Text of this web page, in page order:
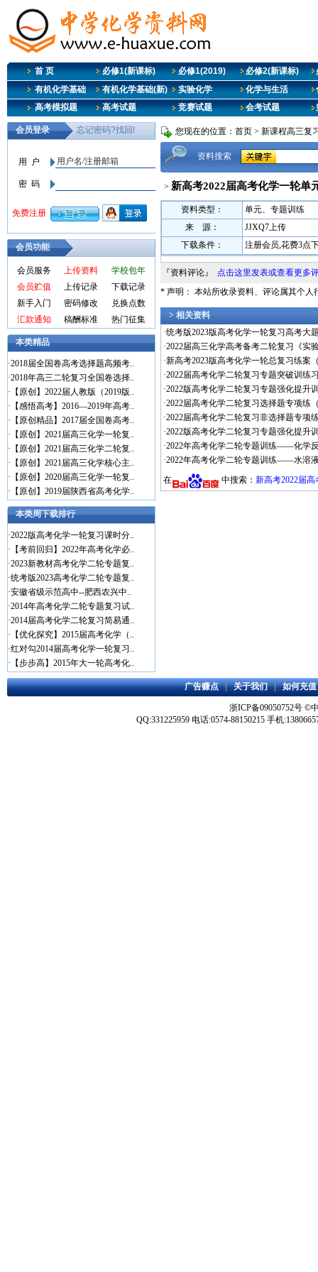
首 页 必修1(新课标) 必修1(2019) 必修2(新课标)
有机化学基础
有机化学基础(新) 实验化学 化学与生活
高考模拟题
高考试题 竞赛试题 会考试题
会员功能
会员服务 上传资料
学校包年
会员贮值
上传记录
下载记录
新手入门
密码修改
兑换点数
汇款通知
稿酬标准 热门征集
本类精品
·2018届全国卷高考选择题高频考..
·2018年高三二轮复习全国卷选择..
· 【原创】2022届人教版（2019版..
· 【感悟高考】2016—2019年高考..
· 【原创精品】2017届全国卷高考..
· 【原创】2021届高三化学一轮复..
· 【原创】2021届高三化学二轮复..
· 【原创】2021届高三化学核心主..
· 【原创】2020届高三化学一轮复..
· 【原创】2019届陕西省高考化学..
本类周下载排行
·2022版高考化学一轮复习课时分..
· 【考前回归】2022年高考化学必..
·2023新教材高考化学二轮专题复..
·统考版2023高考化学二轮专题复..
·安徽省级示范高中--肥西农兴中..
·2014年高考化学二轮专题复习试..
·2014届高考化学二轮复习简易通..
· 【优化探究】2015届高考化学（..
·红对勾2014届高考化学一轮复习..
· 【步步高】2015年大一轮高考化..
您现在的位置： 首页 > 新课程高三复
资料搜索
> 新高考2022届高考化学一轮单
资料类型：
单元、专题训练
来 源：
JJXQ7上传
下载条件：
注册会员,花费3点
『资料评论』 点击这里发表或查看更多
* 声明： 本站所收录资料、评论属其个人
> 相关资料
·统考版2023版高考化学一轮复习高考大
·2022届高三化学高考备考二轮复习《实
·新高考2023版高考化学一轮总复习练案
·2022届高考化学二轮复习专题突破训练
·2022版高考化学二轮复习专题强化提升
·2022届高考化学二轮复习选择题专项练
·2022届高考化学二轮复习非选择题专项
·2022版高考化学二轮复习专题强化提升
·2022年高考化学二轮专题训练——化学
·2022年高考化学二轮专题训练——水溶
在
中搜索： 新高考2022届
广告赚点|关于我们|如何充值
浙ICP备09050752号 ©
QQ:331225959 电话:0574-88150215 手机